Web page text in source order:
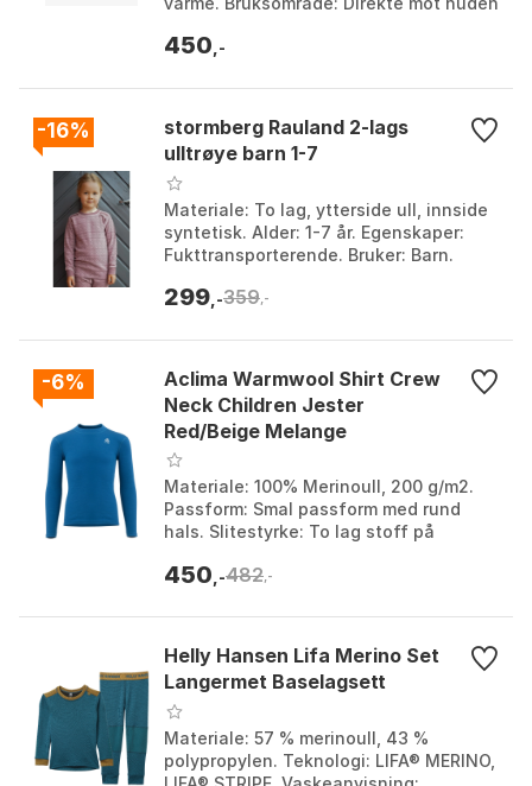
og ren. F...
450 ,-
-16%
stormberg Rauland 2-lags
ulltrøye barn 1-7
Materiale: To lag, ytterside ull, innside
syntetisk. Alder: 1-7 år. Egenskaper:
Fukttransporterende. Bruker: Barn.
4, Fa...
299 ,-359,-
-6%
Aclima Warmwool Shirt Crew
Neck Children Jester
Red/Beige Melange
Materiale: 100% Merinoull, 200 g/m2.
Passform: Smal passform med rund
hals. Slitestyrke: To lag stoff på
Egenskaper: Myk, elasti...
450 ,-482 ,-
Helly Hansen Lifa Merino Set
Langermet Baselagsett
Materiale: 57 % merinoull, 43 %
polypropylen. Teknologi: LIFA® MERINO,